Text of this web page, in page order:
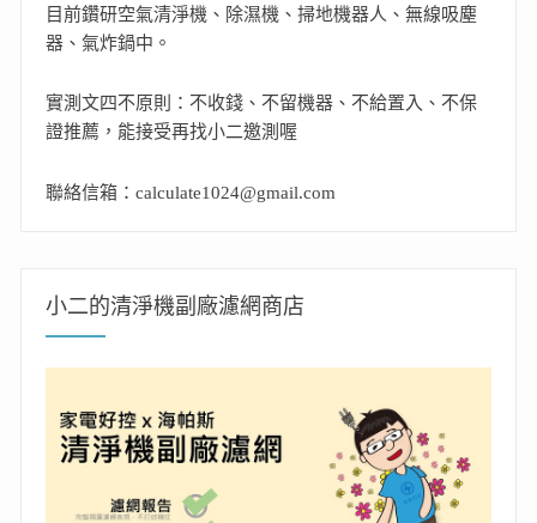
目前鑽研空氣清淨機、除濕機、掃地機器人、無線吸塵
器、氣炸鍋中。
實測文四不原則：不收錢、不留機器、不給置入、不保
證推薦，能接受再找小二邀測喔
聯絡信箱：calculate1024@gmail.com
小二的清淨機副廠濾網商店